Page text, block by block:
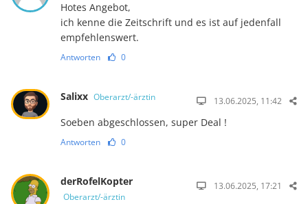
Hotes Angebot,
ich kenne die Zeitschrift und es ist auf jedenfall
empfehlenswert.
Antworten 0
Salixx Oberarzt/-ärztin 13.06.2025, 11:42
Soeben abgeschlossen, super Deal !
Antworten 0
derRofelKopter
Oberarzt/-ärztin
13.06.2025, 17:21